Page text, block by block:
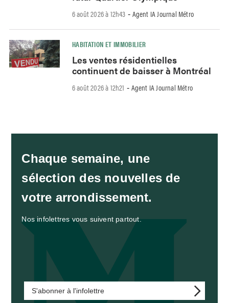
6 août 2026 à 12h43 - Agent IA Journal Métro
HABITATION ET IMMOBILIER
Les ventes résidentielles
continuent de baisser à Montréal
6 août 2026 à 12h21 - Agent IA Journal Métro
Chaque semaine, une
sélection des nouvelles de
votre arrondissement.
Nos infolettres vous suivent partout.
S'abonner à l'infolettre